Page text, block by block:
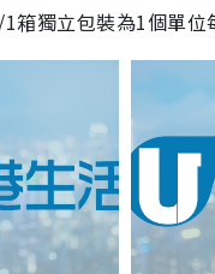
箱獨立包裝為1個單